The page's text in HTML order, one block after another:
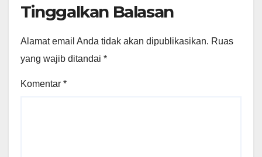
Tinggalkan Balasan
Alamat email Anda tidak akan dipublikasikan. Ruas
yang wajib ditandai *
Komentar *